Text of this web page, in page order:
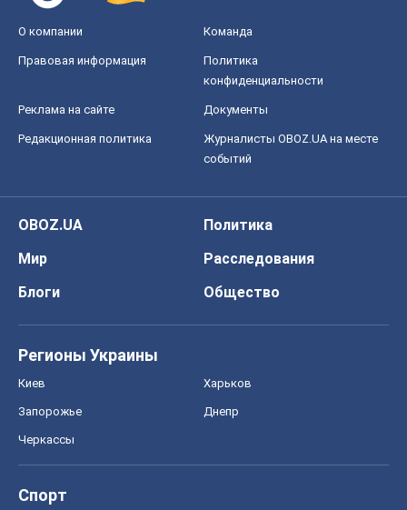
О компании Команда
Правовая информация
Политика
конфиденциальности
Реклама на сайте Документы
Редакционная политика
Журналисты OBOZ.UA на месте
событий
OBOZ.UA
Политика
Мир
Расследования
Блоги
Общество
Регионы Украины
Киев Харьков
Запорожье Днепр
Черкассы
Спорт